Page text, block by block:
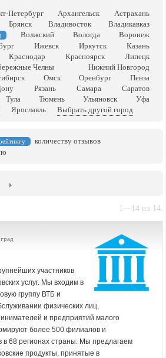
Петербург Архангельск
Астрахань
Брянск Владивосток
Владикавказ
Волжский Вологда
Воронеж
Ижевск Иркутск
Казань
Краснодар Красноярск
Липецк
Челны
Нижний Новгород
Омск Оренбург
Пенза
Рязань Самара
Саратов
Тула Тюмень Ульяновск
Уфа
Ярославль Выбрать другой город
количеству отзывов
1—14 из 14.
участников
услуг. Мы входим в
группу ВТБ и
физических лиц,
и предприятий малого
более 500 филиалов и
68 регионах страны. Мы предлагаем
продукты, принятые в